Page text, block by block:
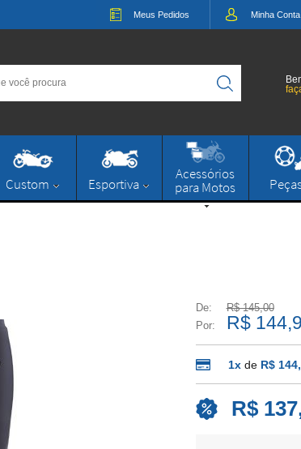
Meus Pedidos MinhaConta
Custom Esportiva
Acessórios
para Motos
De:
R$ 145,00
Por:
R$
1xde R$
R$